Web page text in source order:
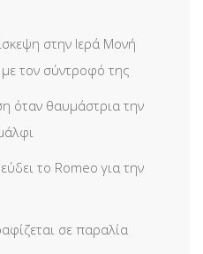
στην Ιερά Μονή
τον σύντροφό της
όταν θαυμάστρια την
το Romeo για την
σε παραλία